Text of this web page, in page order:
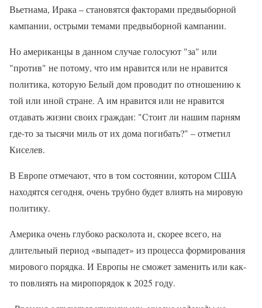
Вьетнама, Ирака – становятся факторами предвыборной
кампании, острыми темами предвыборной кампании.
Но американцы в данном случае голосуют "за" или
"против" не потому, что им нравится или не нравится
политика, которую Белый дом проводит по отношению к
той или иной стране. А им нравится или не нравится
отдавать жизни своих граждан: "Стоит ли нашим парням
где-то за тысячи миль от их дома погибать?" – отметил
Киселев.
В Европе отмечают, что в том состоянии, котором США
находятся сегодня, очень трубно будет влиять на мировую
политику.
Америка очень глубоко расколота и, скорее всего, на
длительный период «выпадет» из процесса формирования
мирового порядка. И Европы не сможет заменить или как-
то повлиять на миропорядок к 2025 году.